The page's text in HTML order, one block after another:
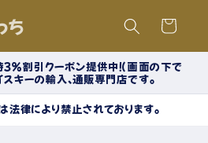
ち
ー
％割引クーポン提供中！（画面の下で
キーの輸入、通販専門店です。
律により禁止されております。